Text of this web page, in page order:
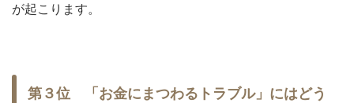
が起こります。
第３位 「お金にまつわるトラブル」にはどう